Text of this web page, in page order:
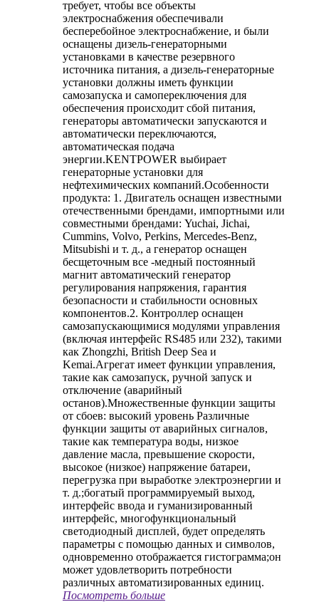
требует, чтобы все объекты
электроснабжения обеспечивали
бесперебойное электроснабжение, и были
оснащены дизель-генераторными
установками в качестве резервного
источника питания, а дизель-генераторные
установки должны иметь функции
самозапуска и самопереключения для
обеспечения происходит сбой питания,
генераторы автоматически запускаются и
автоматически переключаются,
автоматическая подача
энергии.KENTPOWER выбирает
генераторные установки для
нефтехимических компаний.Особенности
продукта: 1. Двигатель оснащен известными
отечественными брендами, импортными или
совместными брендами: Yuchai, Jichai,
Cummins, Volvo, Perkins, Mercedes-Benz,
Mitsubishi и т. д., а генератор оснащен
бесщеточным все -медный постоянный
магнит автоматический генератор
регулирования напряжения, гарантия
безопасности и стабильности основных
компонентов.2. Контроллер оснащен
самозапускающимися модулями управления
(включая интерфейс RS485 или 232), такими
как Zhongzhi, British Deep Sea и
Kemai.Агрегат имеет функции управления,
такие как самозапуск, ручной запуск и
отключение (аварийный
останов).Множественные функции защиты
от сбоев: высокий уровень Различные
функции защиты от аварийных сигналов,
такие как температура воды, низкое
давление масла, превышение скорости,
высокое (низкое) напряжение батареи,
перегрузка при выработке электроэнергии и
т. д.;богатый программируемый выход,
интерфейс ввода и гуманизированный
интерфейс, многофункциональный
светодиодный дисплей, будет определять
параметры с помощью данных и символов,
одновременно отображается гистограмма;он
может удовлетворить потребности
различных автоматизированных единиц.
Посмотреть больше